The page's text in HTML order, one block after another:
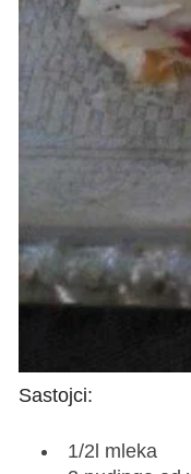
Sastojci:
1/2l mleka